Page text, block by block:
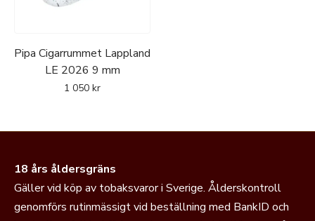
Pipa Cigarrummet Lappland
LE 2026 9 mm
1 050 kr
18 års åldersgräns
Gäller vid köp av tobaksvaror i Sverige. Ålderskontroll
genomförs rutinmässigt vid beställning med BankID och